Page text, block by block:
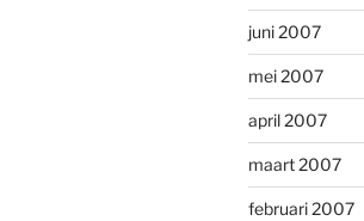
juni 2007
mei 2007
april 2007
maart 2007
februari 2007